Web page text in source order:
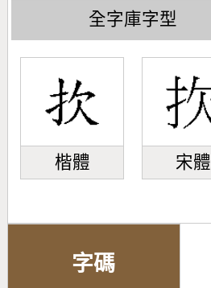
全字庫字型
楷體 宋體
字碼